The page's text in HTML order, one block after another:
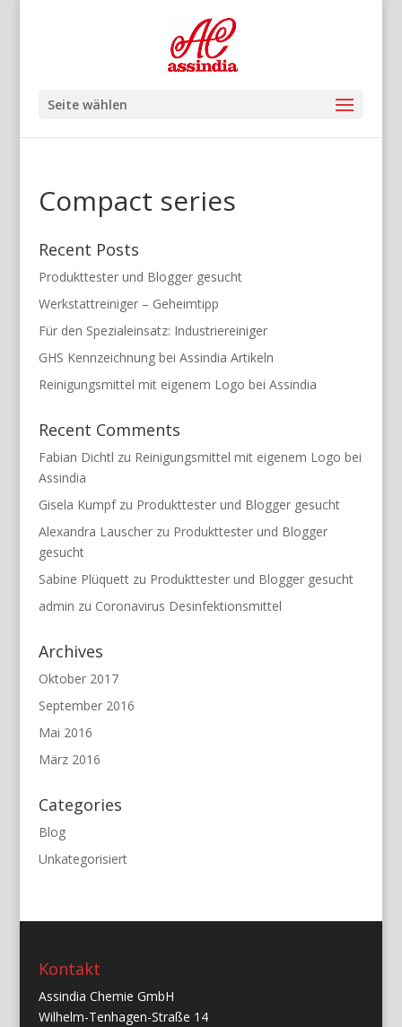
Seite wählen
Compact series
Recent Posts
Produkttester und Blogger gesucht
Werkstattreiniger – Geheimtipp
Für den Spezialeinsatz: Industriereiniger
GHS Kennzeichnung bei Assindia Artikeln
Reinigungsmittel mit eigenem Logo bei Assindia
Recent Comments
Fabian Dichtl zu Reinigungsmittel mit eigenem Logo bei
Assindia
Gisela Kumpfzu Produkttester und Blogger gesucht
Alexandra Lauscherzu Produkttester und Blogger
gesucht
Sabine Plüquettzu Produkttester und Blogger gesucht
admin zu Coronavirus Desinfektionsmittel
Archives
Oktober 2017
September 2016
Mai 2016
März 2016
Categories
Blog
Unkategorisiert
Kontakt
Assindia Chemie GmbH
Wilhelm-Tenhagen-Straße 14